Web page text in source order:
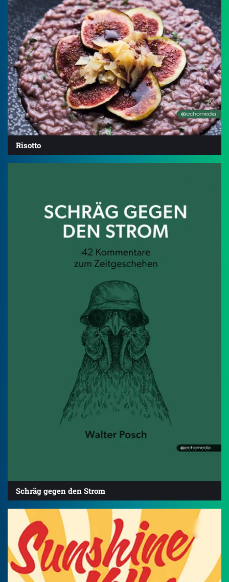
Risotto
Schräg gegen den Strom